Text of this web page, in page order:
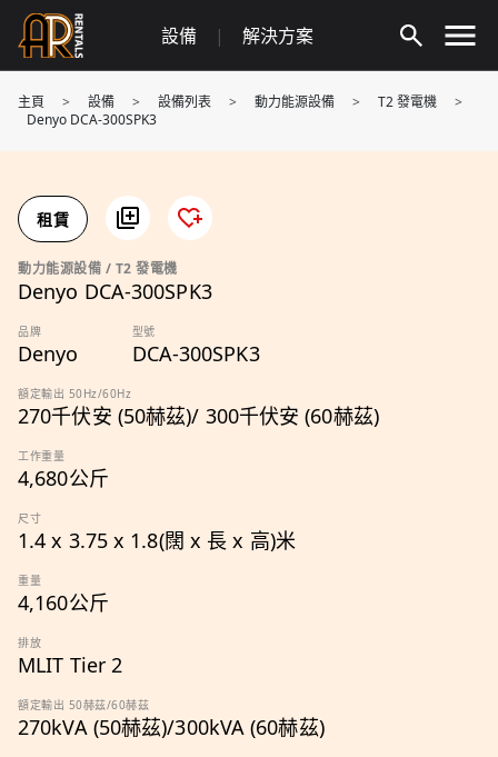
Skip
content
設備 | 解決方案
主頁 > 設備 > 設備列表 > 動力能源設備 > T2 發電機
>
Denyo DCA-300SPK3
租賃
動力能源設備 / T2 發電機
Denyo DCA-300SPK3
品牌
Denyo
型號
DCA-300SPK3
額定輸出 50Hz/60Hz
270千伏安 (50赫茲)/ 300千伏安 (60赫茲)
工作重量
4,680公斤
尺寸
1.4 x 3.75 x 1.8(闊 x 長 x 高)米
重量
4,160公斤
排放
MLIT Tier 2
額定輸出 50赫茲/60赫茲
270kVA (50赫茲)/300kVA (60赫茲)